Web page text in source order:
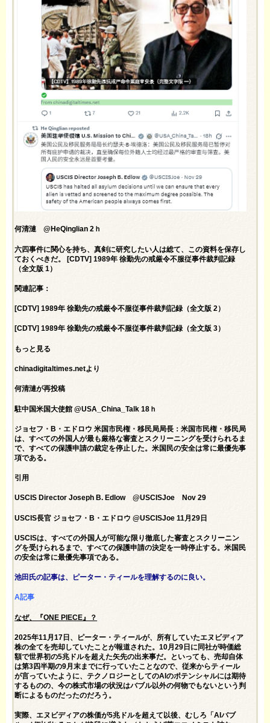
何清漣 @HeQinglian 2ｈ
六四事件に関心を持ち、真剣に研究したい人は総て、この資料を保存し
ておくべきだ。 [CDTV] 1989年 徐勤先の戒厳令不服従事件裁判記録
（全文版 1）
関連記事：
[CDTV] 1989年 徐勤先の戒厳令不服従事件裁判記録（全文版 2）
[CDTV] 1989年 徐勤先の戒厳令不服従事件裁判記録（全文版 3）
もっと見る
chinadigitaltimes.netより
何清漣が再投稿
駐中国米国大使館 @USA_China_Talk 18ｈ
ジョセフ・B・エドロウ 米国市民権・移民局局長：米国市民権・移民局
は、すべての外国人が最も厳格な審査とスクリーニングを受けられるま
で、すべての保護申請の裁定を停止した。米国民の安全は常に最優先事
項である。
引用
USCIS Director Joseph B. Edlow @USCISJoe Nov 29
USCIS長官 ジョセフ・B・エドロウ @USCISJoe 11月29日
USCISは、すべての外国人が可能な限り徹底した審査とスクリーニン
グを受けられるまで、すべての保護申請の決定を一時停止する。米国民
の安全は常に最優先事項である。
池田氏の記事は、ピーター・ティールを理解するのに良い。
A記事
なぜ、『ONE PIECE』？
2025年11月17日、ピーター・ティールが、所有していたエヌビディア
株の全てを売却していたことが報道された。10月29日に同社が時価総
額で世界初の5兆ドルを超えた矢先の出来事だ。といっても、売却自体
は第3四半期の9月末までに行っていたことなので、従来からティール
が言っていたように、テクノロジーとしてのAIのポテンシャルには期待
するものの、今の株式市場の状況はバブル以外の何物でもないという判
断によるものだったのだろう。
実際、エヌビディアの株価が5兆ドルを超えて以後、むしろ「AIバブ